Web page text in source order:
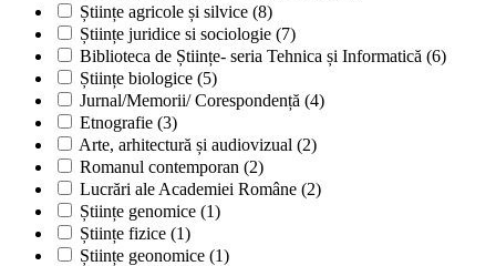
Științe agricole și silvice (8)
Științe juridice si sociologie (7)
Biblioteca de Științe- seria Tehnica și Informatică (6)
Științe biologice (5)
Jurnal/Memorii/ Corespondență (4)
Etnografie (3)
Arte, arhitectură și audiovizual (2)
Romanul contemporan (2)
Lucrări ale Academiei Române (2)
Științe genomice (1)
Științe fizice (1)
Științe geonomice (1)